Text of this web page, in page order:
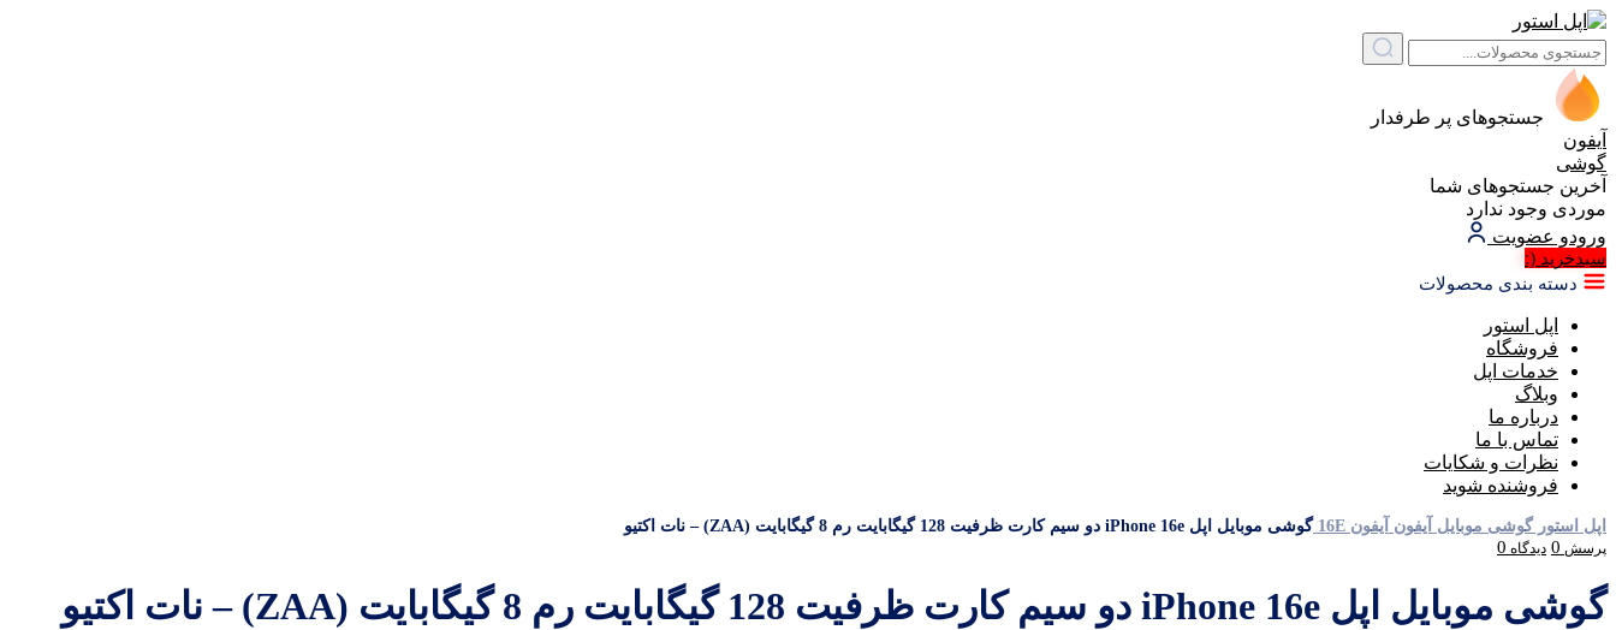
جستجوهای پر طرفدار
آیفون
گوشی
آخرین جستجوهای شما
موردی وجود ندارد
ورودو عضویت
سبد‌خرید (:
دسته بندی محصولات
اپل استور
فروشگاه
خدمات اپل
وبلاگ
درباره ما
تماس با ما
نظرات و شکایات
فروشنده شوید
اپل استور گوشی موبایل آیفون آیفون 16E گوشی موبایل اپل iPhone 16e دو سیم کارت ظرفیت 128 گیگابایت رم 8 گیگابایت (ZAA) – نات اکتیو
پرسش 0 دیدگاه 0
گوشی موبایل اپل iPhone 16e دو سیم کارت ظرفیت 128 گیگابایت رم 8 گیگابایت (ZAA) – نات اکتیو